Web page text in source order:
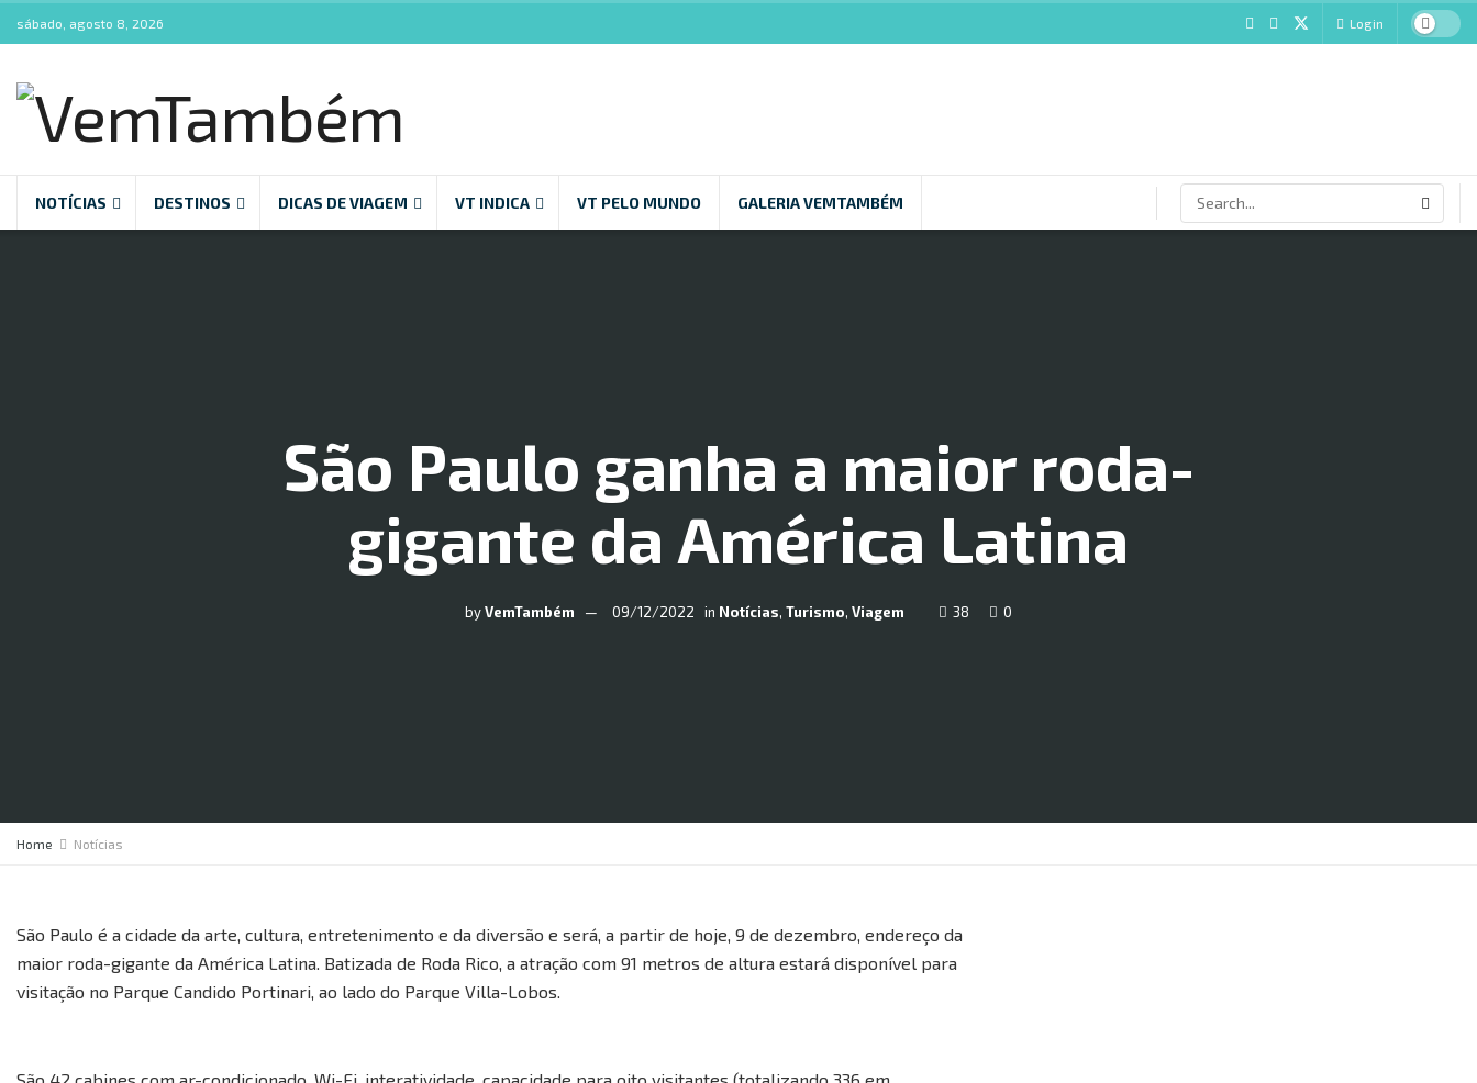
sábado, agosto 8, 2026 Login
NOTÍCIAS DESTINOS DICAS DE VIAGEM VT INDICA VT PELO MUNDO GALERIA VEMTAMBÉM
São Paulo ganha a maior roda-
gigante da América Latina
byVemTambém 09/12/2022 in Notícias, Turismo, Viagem 38 0
Home Notícias
São Paulo é a cidade da arte, cultura, entretenimento e da diversão e será, a partir de hoje, 9 de dezembro, endereço da
maior roda-gigante da América Latina. Batizada de Roda Rico, a atração com 91 metros de altura estará disponível para
visitação no Parque Candido Portinari, ao lado do Parque Villa-Lobos.